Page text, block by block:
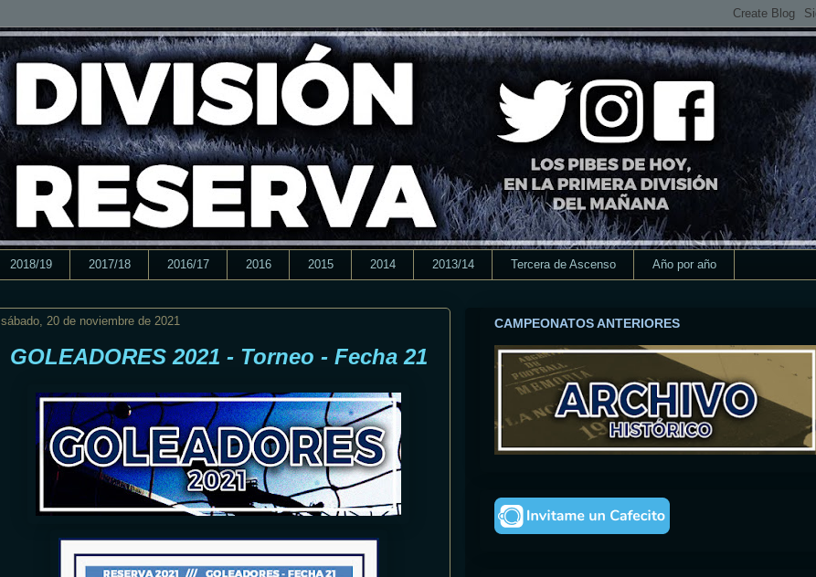
2018/19 2017/18 2016/17 2016 2015 2014 2013/14 Tercera de Ascenso Año por año
sábado, 20 de noviembre de 2021
GOLEADORES 2021 - Torneo - Fecha 21
CAMPEONATOS ANTERIORES